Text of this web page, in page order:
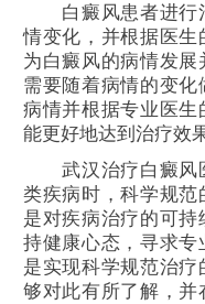
白癜风患者进行
情变化，并根据医生
为白癜风的病情发
需要随着病情的变
病情并根据专业医
能更好地达到治疗效果
武汉治疗白癜风
类疾病时，科学规
是对疾病治疗的可
持健康心态，寻求
是实现科学规范治
够对此有所了解，